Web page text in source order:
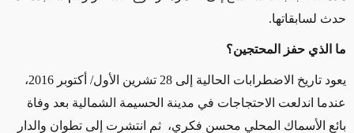
حدث لسابقاتها.
ما الذي حفز المحتجين؟
يعود تاريخ الاضطرابات الحالية إلى 28 تشرين الأول/ أكتوبر 2016،
عندما اندلعت الاحتجاجات في مدينة الحسيمة الشمالية بعد وفاة
بائع الأسماك المحلي محسن فكري، ثم انتشرت إلى تطوان والدار